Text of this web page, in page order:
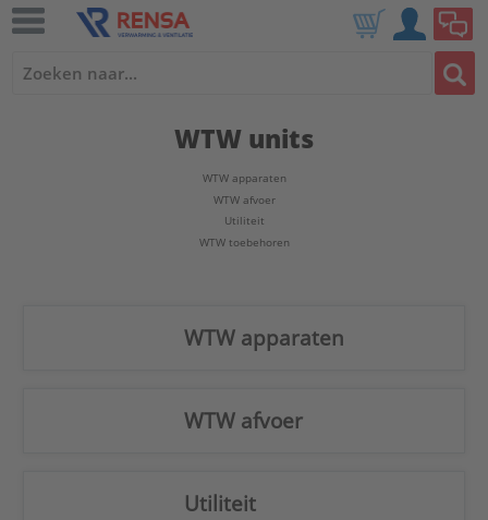
WTW units
WTW apparaten
WTW afvoer
Utiliteit
WTW toebehoren
WTW apparaten
WTW afvoer
Utiliteit